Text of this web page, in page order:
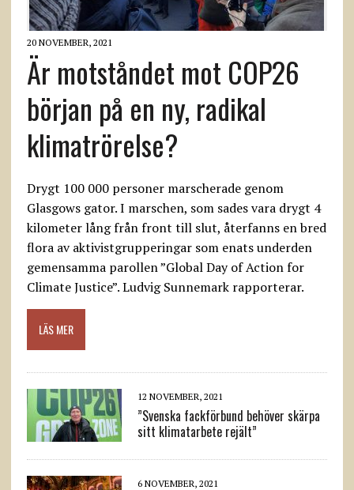
20 NOVEMBER, 2021
Är motståndet mot COP26
början på en ny, radikal
klimatrörelse?
Drygt 100 000 personer marscherade genom
Glasgows gator. I marschen, som sades vara drygt 4
kilometer lång från front till slut, återfanns en bred
flora av aktivistgrupperingar som enats underden
gemensamma parollen ”Global Day of Action for
Climate Justice”. Ludvig Sunnemark rapporterar.
LÄS MER
12 NOVEMBER, 2021
”Svenska fackförbund behöver skärpa
sitt klimatarbete rejält”
6 NOVEMBER, 2021